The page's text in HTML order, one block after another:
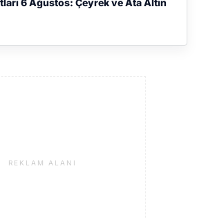
6 Ağustos: Çeyrek ve Ata Altın
REKLAM ALANI